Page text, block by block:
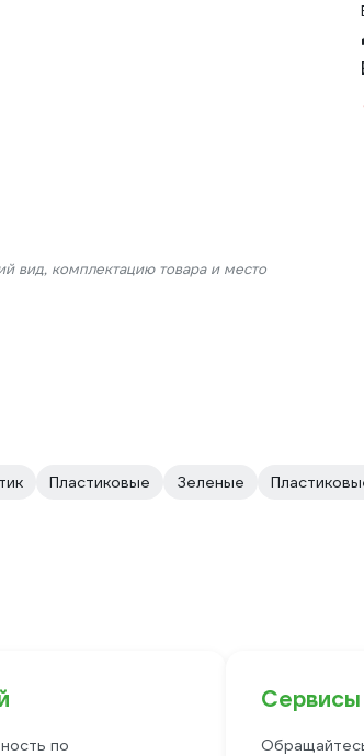
вид, комплектацию товара и место
Пластиковые Зеленые
по